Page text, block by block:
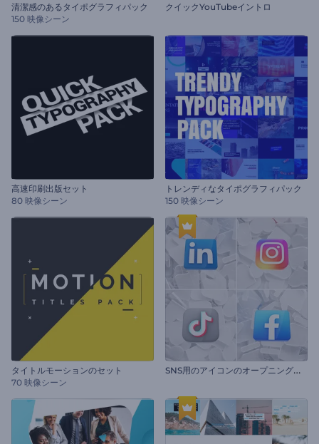
清潔感のあるタイポグラフィパック
150 映像シーン
クイックYouTubeイントロ
高速印刷出版セット
80 映像シーン
トレンディなタイポグラフィパック
150 映像シーン
タイトルモーションのセット
70 映像シーン
S
NS用のアイコンのオープニング動画